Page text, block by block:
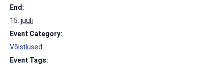
End:
15. juuli
Event Category:
Võistlused
Event Tags: